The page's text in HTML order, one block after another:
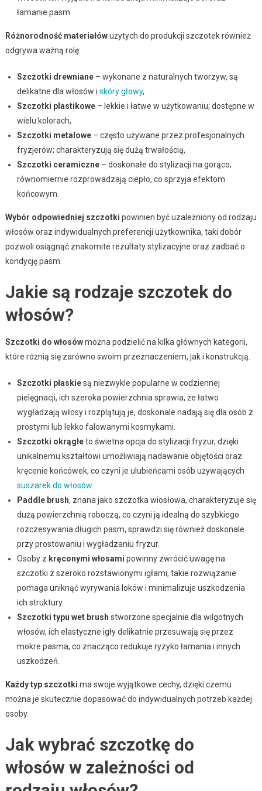
łamanie pasm.
Różnorodność materiałówużytych do produkcji szczotek również
odgrywa ważną rolę:
Szczotki drewniane– wykonane z naturalnych tworzyw, są
delikatne dla włosów i skóry głowy,
Szczotki plastikowe– lekkie i łatwe w użytkowaniu; dostępne w
wielu kolorach,
Szczotki metalowe– często używane przez profesjonalnych
fryzjerów; charakteryzują się dużą trwałością,
Szczotki ceramiczne– doskonałe do stylizacji na gorąco;
równomiernie rozprowadzają ciepło, co sprzyja efektom
końcowym.
Wybór odpowiedniej szczotki powinien być uzależniony od rodzaju
włosów oraz indywidualnych preferencji użytkownika, taki dobór
pozwoli osiągnąć znakomite rezultaty stylizacyjne oraz zadbać o
kondycję pasm.
Jakie są rodzaje szczotek do
włosów?
Szczotki do włosówmożna podzielić na kilka głównych kategorii,
które różnią się zarówno swoim przeznaczeniem, jak i konstrukcją.
Szczotki płaskiesą niezwykle popularne w codziennej
pielęgnacji, ich szeroka powierzchnia sprawia, że łatwo
wygładzają włosy i rozplątują je, doskonale nadają się dla osób z
prostymi lub lekko falowanymi kosmykami.
Szczotki okrągłeto świetna opcja do stylizacji fryzur, dzięki
unikalnemu kształtowi umożliwiają nadawanie objętości oraz
kręcenie końcówek, co czyni je ulubieńcami osób używających
suszarek do włosów.
Paddle brush, znana jako szczotka wiosłowa, charakteryzuje się
dużą powierzchnią roboczą, co czyni ją idealną do szybkiego
rozczesywania długich pasm, sprawdzi się również doskonale
przy prostowaniu i wygładzaniu fryzur.
Osoby z kręconymi włosami powinny zwrócić uwagę na
szczotki z szeroko rozstawionymi igłami, takie rozwiązanie
pomaga uniknąć wyrywania loków i minimalizuje uszkodzenia
ich struktury.
Szczotki typu wet brush stworzone specjalnie dla wilgotnych
włosów, ich elastyczne igły delikatnie przesuwają się przez
mokre pasma, co znacząco redukuje ryzyko łamania i innych
uszkodzeń.
Każdy typ szczotki ma swoje wyjątkowe cechy, dzięki czemu
można je skutecznie dopasować do indywidualnych potrzeb każdej
osoby.
Jak wybrać szczotkę do
włosów w zależności od